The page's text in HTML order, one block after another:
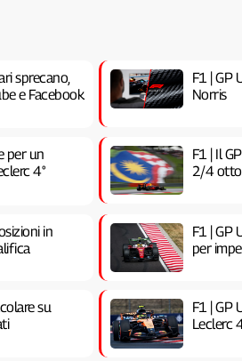
sprecano,
e Facebook
F1 | GP
Norris
per un
4°
F1 | Il
2/4
in
F1 | GP
per
su
F1 | GP
Leclerc